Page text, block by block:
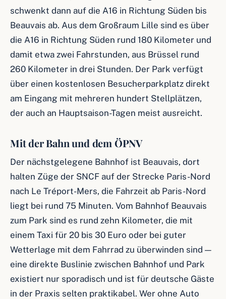
schwenkt dann auf die A16 in Richtung Süden bis
Beauvais ab. Aus dem Großraum Lille sind es über
die A16 in Richtung Süden rund 180 Kilometer und
damit etwa zwei Fahrstunden, aus Brüssel rund
260 Kilometer in drei Stunden. Der Park verfügt
über einen kostenlosen Besucherparkplatz direkt
am Eingang mit mehreren hundert Stellplätzen,
der auch an Hauptsaison-Tagen meist ausreicht.
Mit der Bahn und dem ÖPNV
Der nächstgelegene Bahnhof ist Beauvais, dort
halten Züge der SNCF auf der Strecke Paris-Nord
nach Le Tréport-Mers, die Fahrzeit ab Paris-Nord
liegt bei rund 75 Minuten. Vom Bahnhof Beauvais
zum Park sind es rund zehn Kilometer, die mit
einem Taxi für 20 bis 30 Euro oder bei guter
Wetterlage mit dem Fahrrad zu überwinden sind —
eine direkte Buslinie zwischen Bahnhof und Park
existiert nur sporadisch und ist für deutsche Gäste
in der Praxis selten praktikabel. Wer ohne Auto